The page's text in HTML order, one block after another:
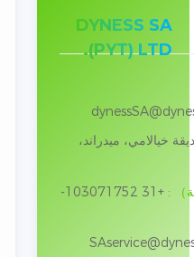
DYNESS SA
(PYT) LTD.
خيالامي، ميدراند،
:
+31 103071752-